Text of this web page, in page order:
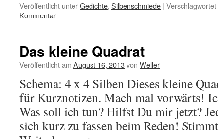
Veröffentlicht unterGedichte, Silbenschmiede | Verschlagwortet
Kommentar
Das kleine Quadrat
Veröffentlicht am August 16, 2013von Weller
Schema: 4 x 4 Silben Dieses kleine
für Kurznotizen. Mach mal vorwärts!
Was soll ich tun? Hilfst Du mir jetzt?
sich kurz zu fassen beim Reden!